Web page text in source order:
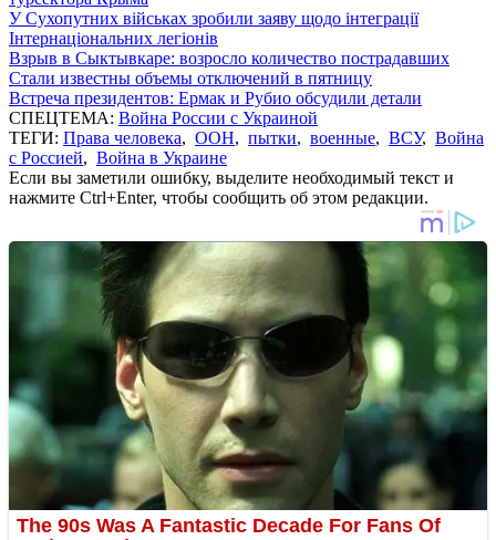
У Сухопутних військах зробили заяву щодо інтеграції
Інтернаціональних легіонів
Взрыв в Сыктывкаре: возросло количество пострадавших
Стали известны объемы отключений в пятницу
Встреча президентов: Ермак и Рубио обсудили детали
СПЕЦТЕМА: Война России с Украиной
ТЕГИ: Права человека, ООН, пытки, военные, ВСУ, Война
с Россией, Война в Украине
Если вы заметили ошибку, выделите необходимый текст и
нажмите Ctrl+Enter, чтобы сообщить об этом редакции.